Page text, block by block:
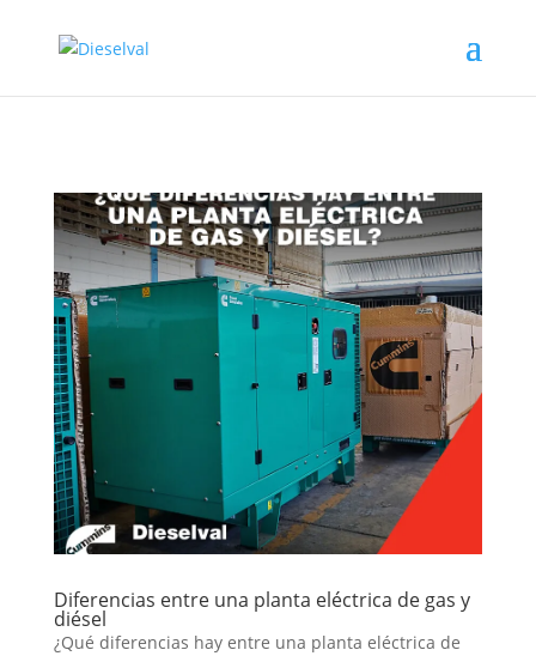
Diferencias entre una planta eléctrica de gas y
diésel
¿Qué diferencias hay entre una planta eléctrica de